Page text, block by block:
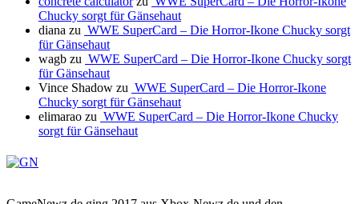
Chucky sorgt für Gänsehaut
diana zu WWE SuperCard – Die Horror-Ikone Chucky sorgt
für Gänsehaut
wagb zu WWE SuperCard – Die Horror-Ikone Chucky sorgt
für Gänsehaut
Vince Shadow zu WWE SuperCard – Die Horror-Ikone
Chucky sorgt für Gänsehaut
elimarao zu WWE SuperCard – Die Horror-Ikone Chucky
sorgt für Gänsehaut